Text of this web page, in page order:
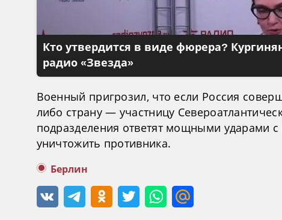
Кто утвердится в виде фюрера?
радио «Звезда»
Военный пригрозил, что если Россия
либо страну — участницу
подразделения ответят мощными ударами
уничтожить противника.
Берлин